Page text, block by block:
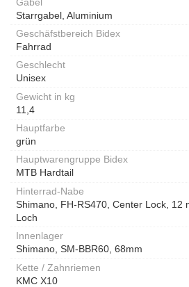
Starrgabel, Aluminium
Geschäfstbereich Bidex
Fahrrad
Geschlecht
Unisex
Gewicht in kg
11,4
Hauptfarbe
grün
Hauptwarengruppe Bidex
MTB Hardtail
Hinterrad-Nabe
Shimano, FH-RS470, Center Lock, 12
Loch
Innenlager
Shimano, SM-BBR60, 68mm
Kette / Zahnriemen
KMC X10